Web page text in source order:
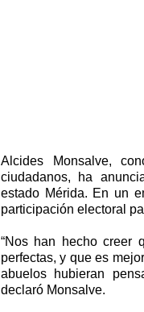
Alcides Monsalve,
ciudadanos, ha
estado Mérida. En un
participación electoral
“Nos han hecho creer
perfectas, y que es
abuelos hubieran
declaró Monsalve.